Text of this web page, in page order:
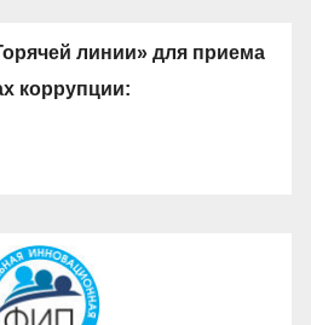
линии» для приема
коррупции: